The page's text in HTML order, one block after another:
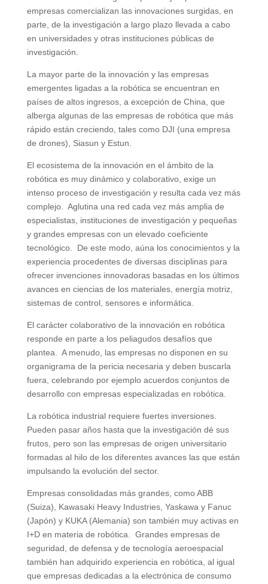
empresas comercializan las innovaciones surgidas, en
parte, de la investigación a largo plazo llevada a cabo
en universidades y otras instituciones públicas de
investigación.
La mayor parte de la innovación y las empresas
emergentes ligadas a la robótica se encuentran en
países de altos ingresos, a excepción de China, que
alberga algunas de las empresas de robótica que más
rápido están creciendo, tales como DJI (una empresa
de drones), Siasun y Estun.
El ecosistema de la innovación en el ámbito de la
robótica es muy dinámico y colaborativo, exige un
intenso proceso de investigación y resulta cada vez más
complejo. Aglutina una red cada vez más amplia de
especialistas, instituciones de investigación y pequeñas
y grandes empresas con un elevado coeficiente
tecnológico. De este modo, aúna los conocimientos y la
experiencia procedentes de diversas disciplinas para
ofrecer invenciones innovadoras basadas en los últimos
avances en ciencias de los materiales, energía motriz,
sistemas de control, sensores e informática.
El carácter colaborativo de la innovación en robótica
responde en parte a los peliagudos desafíos que
plantea. A menudo, las empresas no disponen en su
organigrama de la pericia necesaria y deben buscarla
fuera, celebrando por ejemplo acuerdos conjuntos de
desarrollo con empresas especializadas en robótica.
La robótica industrial requiere fuertes inversiones.
Pueden pasar años hasta que la investigación dé sus
frutos, pero son las empresas de origen universitario
formadas al hilo de los diferentes avances las que están
impulsando la evolución del sector.
Empresas consolidadas más grandes, como ABB
(Suiza), Kawasaki Heavy Industries, Yaskawa y Fanuc
(Japón) y KUKA (Alemania) son también muy activas en
I+D en materia de robótica. Grandes empresas de
seguridad, de defensa y de tecnología aeroespacial
también han adquirido experiencia en robótica, al igual
que empresas dedicadas a la electrónica de consumo